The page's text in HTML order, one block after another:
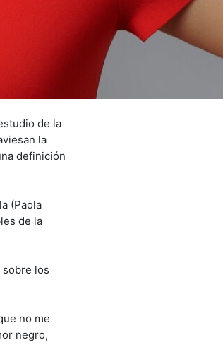
de la
la
definición
(Paola
de la
sobre los
no me
negro,